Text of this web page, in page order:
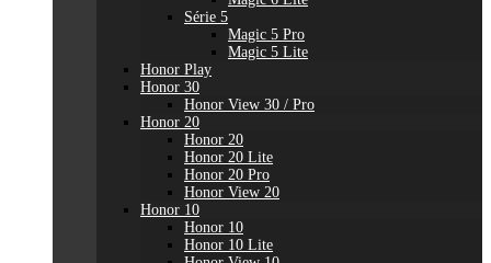
Série 5
Magic 5 Pro
Magic 5 Lite
Honor Play
Honor 30
Honor View 30 / Pro
Honor 20
Honor 20
Honor 20 Lite
Honor 20 Pro
Honor View 20
Honor 10
Honor 10
Honor 10 Lite